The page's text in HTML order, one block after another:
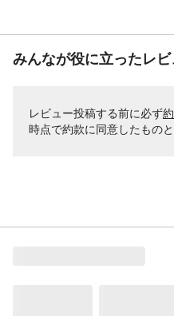
みんなが役に立ったレビ
レビュー投稿する前に必ず
時点で約款に同意したものと